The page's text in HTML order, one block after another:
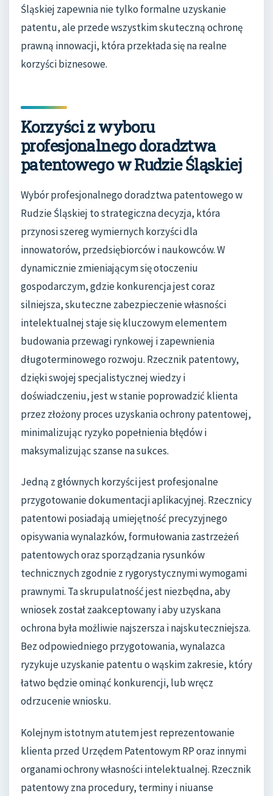
Śląskiej zapewnia nie tylko formalne uzyskanie
patentu, ale przede wszystkim skuteczną ochronę
prawną innowacji, która przekłada się na realne
korzyści biznesowe.
Korzyści z wyboru
profesjonalnego doradztwa
patentowego w Rudzie Śląskiej
Wybór profesjonalnego doradztwa patentowego w
Rudzie Śląskiej to strategiczna decyzja, która
przynosi szereg wymiernych korzyści dla
innowatorów, przedsiębiorców i naukowców. W
dynamicznie zmieniającym się otoczeniu
gospodarczym, gdzie konkurencja jest coraz
silniejsza, skuteczne zabezpieczenie własności
intelektualnej staje się kluczowym elementem
budowania przewagi rynkowej i zapewnienia
długoterminowego rozwoju. Rzecznik patentowy,
dzięki swojej specjalistycznej wiedzy i
doświadczeniu, jest w stanie poprowadzić klienta
przez złożony proces uzyskania ochrony patentowej,
minimalizując ryzyko popełnienia błędów i
maksymalizując szanse na sukces.
Jedną z głównych korzyści jest profesjonalne
przygotowanie dokumentacji aplikacyjnej. Rzecznicy
patentowi posiadają umiejętność precyzyjnego
opisywania wynalazków, formułowania zastrzeżeń
patentowych oraz sporządzania rysunków
technicznych zgodnie z rygorystycznymi wymogami
prawnymi. Ta skrupulatność jest niezbędna, aby
wniosek został zaakceptowany i aby uzyskana
ochrona była możliwie najszersza i najskuteczniejsza.
Bez odpowiedniego przygotowania, wynalazca
ryzykuje uzyskanie patentu o wąskim zakresie, który
łatwo będzie ominąć konkurencji, lub wręcz
odrzucenie wniosku.
Kolejnym istotnym atutem jest reprezentowanie
klienta przed Urzędem Patentowym RP oraz innymi
organami ochrony własności intelektualnej. Rzecznik
patentowy zna procedury, terminy i niuanse